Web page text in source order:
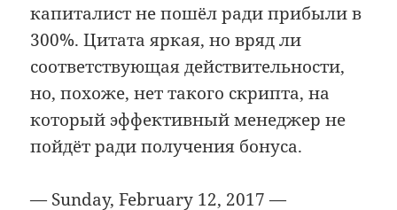
капиталист не пошёл ради прибыли в
300%. Цитата яркая, но вряд ли
соответствующая действительности,
но, похоже, нет такого скрипта, на
который эффективный менеджер не
пойдёт ради получения бонуса.
— Sunday, February 12, 2017 —